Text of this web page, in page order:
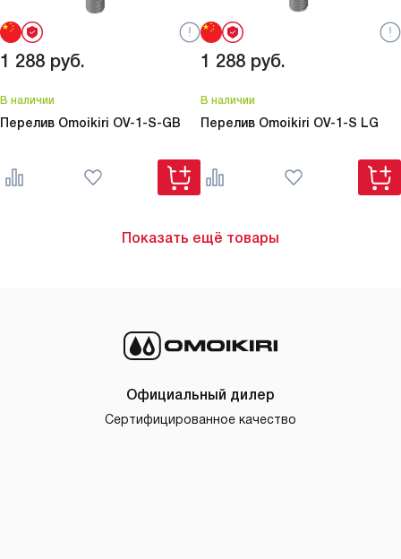
1 288 руб.
В наличии
Перелив Omoikiri OV-1-S-GB
1 288 руб.
В наличии
Перелив Omoikiri OV-1-S LG
Показать ещё товары
Официальный дилер
Сертифицированное качество